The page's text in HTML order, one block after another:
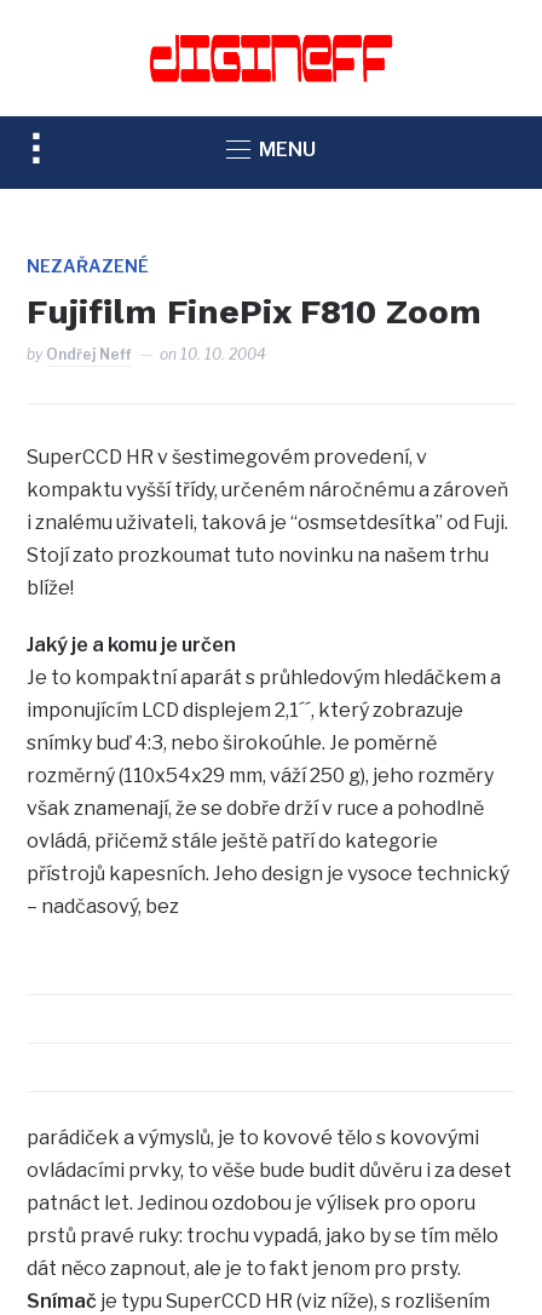
TOGGLE
SIDEBAR
NAVIGATION
MENU
NEZAŘAZENÉ
Fujifilm FinePix F810 Zoom
by Ondřej Neff on10. 10. 2004
SuperCCD HR v šestimegovém provedení, v
kompaktu vyšší třídy, určeném náročnému a zároveň
i znalému uživateli, taková je “osmsetdesítka” od Fuji.
Stojí zato prozkoumat tuto novinku na našem trhu
blíže!
Jaký je a komu je určen
Je to kompaktní aparát s průhledovým hledáčkem a
imponujícím LCD displejem 2,1´´, který zobrazuje
snímky buď 4:3, nebo širokoúhle. Je poměrně
rozměrný (110x54x29 mm, váží 250 g), jeho rozměry
však znamenají, že se dobře drží v ruce a pohodlně
ovládá, přičemž stále ještě patří do kategorie
přístrojů kapesních. Jeho design je vysoce technický
– nadčasový, bez
parádiček a výmyslů, je to kovové tělo s kovovými
ovládacími prvky, to věše bude budit důvěru i za deset
patnáct let. Jedinou ozdobou je výlisek pro oporu
prstů pravé ruky: trochu vypadá, jako by se tím mělo
dát něco zapnout, ale je to fakt jenom pro prsty.
Snímač je typu SuperCCD HR (viz níže), s rozlišením